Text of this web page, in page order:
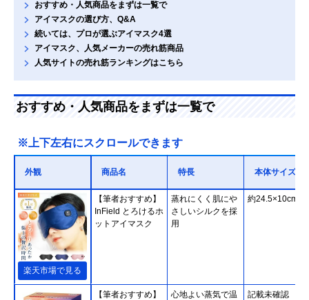
おすすめ・人気商品をまずは一覧で
アイマスクの選び方、Q&A
続いては、プロが選ぶアイマスク4選
アイマスク、人気メーカーの売れ筋商品
人気サイトの売れ筋ランキングはこちら
おすすめ・人気商品をまずは一覧で
※上下左右にスクロールできます
外観 商品名 特長 本体サイズ
楽天市場で見る
【筆者おすすめ】
InField とろけるホ
ットアイマスク
蒸れにくく肌にや
さしいシルクを採
用
約24.5×10cm
【筆者おすすめ】
心地よい蒸気で温
記載未確認